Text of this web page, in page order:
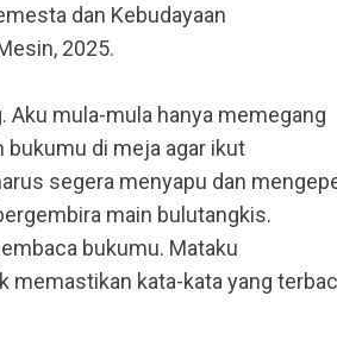
dan Kebudayaan
2025.
Aku mula-mula hanya memegang
bukumu di meja agar ikut
segera menyapu dan
main bulutangkis.
bukumu. Mataku
kata-kata yang